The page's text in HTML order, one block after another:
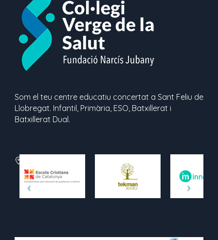
Som el teu centre educatiu concertat a Sant Feliu de
Llobregat. Infantil, Primària, ESO, Batxillerat i
Batxillerat Dual.